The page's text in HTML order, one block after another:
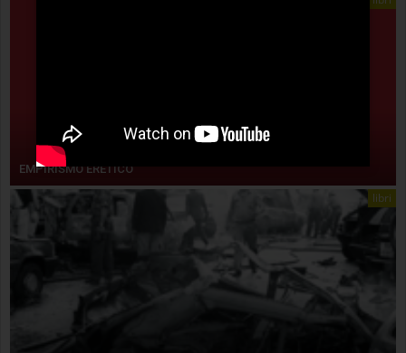
EMPIRISMO ERETICO
libri